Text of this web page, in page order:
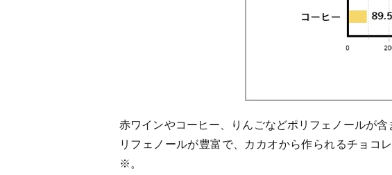
赤ワインやコーヒー、りんごなどポリフェノールが
リフェノールが豊富で、カカオから作られるチョコ
※。